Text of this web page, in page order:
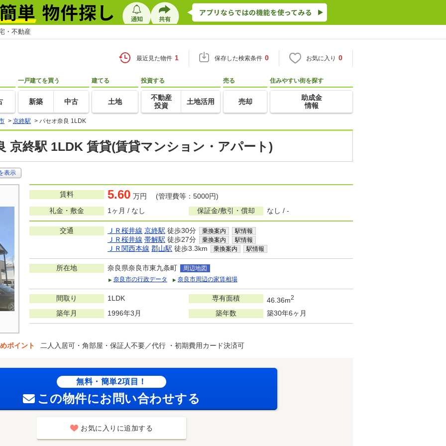
・不動産
最近見た物件 1 保存した検索条件 0 お気に入り 0
一戸建てを買う
新築 中古
建てる
土地
投資する
不動産
投資
土地活用
売る
売却
住みやすい街を探す
助成金
情報
> 京終駅 > パセオ奈良 1LDK
京終駅 1LDK 賃貸(賃貸マンション・アパート)
表示
賃料 5.60 万円 (管理費等：5000円)
礼金・敷金
1ヶ月 / なし 保証金/敷引・償却 なし / -
交通 ＪＲ桜井線 京終駅 徒歩30分 乗換案内 駅情報
ＪＲ桜井線 帯解駅 徒歩27分 乗換案内 駅情報
ＪＲ関西本線 郡山駅 徒歩3.3km 乗換案内 駅情報
所在地 奈良県奈良市東九条町
周辺地図
奈良市の行政データ
奈良市周辺の家賃相場
間取り 1LDK 専有面積 46.36m2
築年月 1996年3月 築年数 築30年6ヶ月
ポイント 二人入居可・角部屋・保証人不要／代行 ・初期費用カード決済可
無料・簡単2項目！
この物件にお問い合わせする
お気に入りに追加する